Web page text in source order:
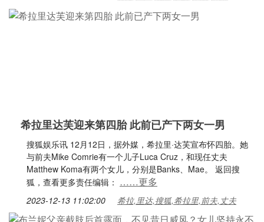
希拉里达芙迎来第四胎 此前已产下两女一男
搜狐娱乐讯 12月12日，据外媒，希拉里·达芙宣布怀四胎。她
与前夫Mike Comrie有一个儿子Luca Cruz，和现任丈夫
Matthew Koma有两个女儿，分别是Banks、Mae。 返回搜
狐，查看更多责任编辑： ……更多
2023-12-13 11:02:00 希拉,里达,搜狐,希拉里,前夫,丈夫